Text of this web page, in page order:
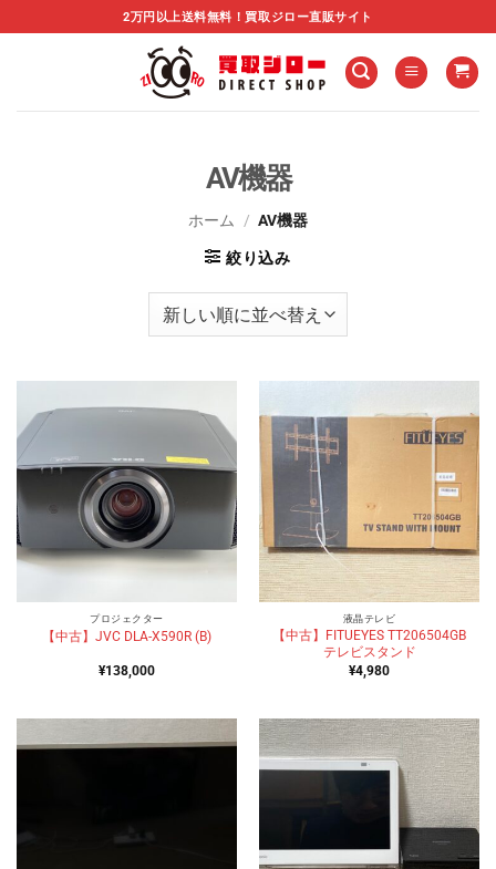
to
2万円以上送料無料！買取ジロー直販サイト
AV機器
ホーム / AV機器
絞り込み
プロジェクター
【中古】JVC DLA-X590R (B)
¥138,000
液晶テレビ
【中古】FITUEYES TT206504GB
テレビスタンド
¥4,980